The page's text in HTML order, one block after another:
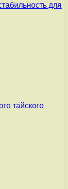
для
тайского